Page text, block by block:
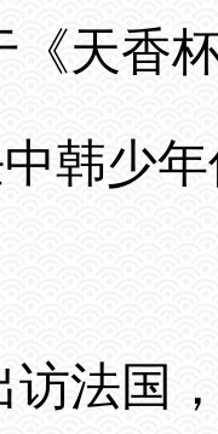
天香
韩少
法国